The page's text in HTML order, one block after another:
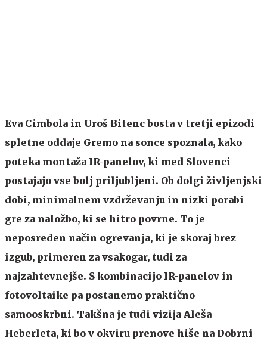
Eva Cimbola in Uroš Bitenc bosta v tretji epizodi
spletne oddaje Gremo na sonce spoznala, kako
poteka montaža IR-panelov, ki med Slovenci
postajajo vse bolj priljubljeni. Ob dolgi življenjski
dobi, minimalnem vzdrževanju in nizki porabi
gre za naložbo, ki se hitro povrne. To je
neposreden način ogrevanja, ki je skoraj brez
izgub, primeren za vsakogar, tudi za
najzahtevnejše. S kombinacijo IR-panelov in
fotovoltaike pa postanemo praktično
samooskrbni. Takšna je tudi vizija Aleša
Heberleta, ki bo v okviru prenove hiše na Dobrni